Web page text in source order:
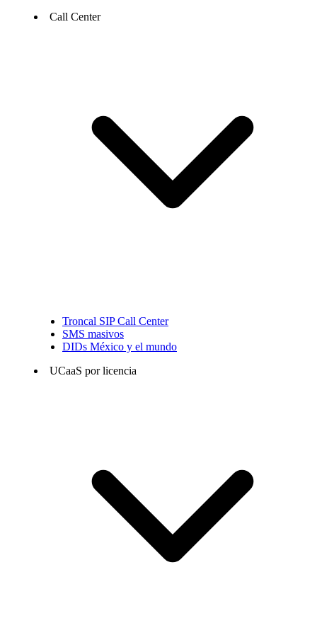
Call Center
Troncal SIP Call Center
SMS masivos
DIDs México y el mundo
UCaaS por licencia